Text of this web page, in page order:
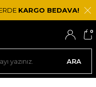
KARGO BEDAVA!
ARA
0